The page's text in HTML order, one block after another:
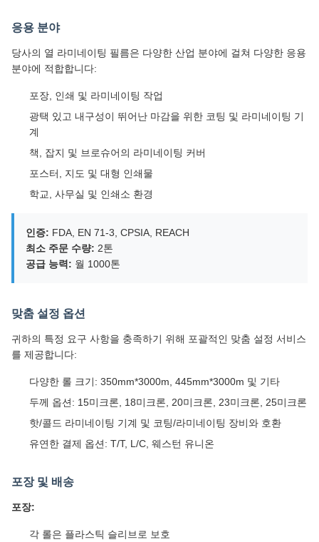
응용 분야
당사의 열 라미네이팅 필름은 다양한 산업 분야에 걸쳐 다양한 응용
분야에 적합합니다:
포장, 인쇄 및 라미네이팅 작업
광택 있고 내구성이 뛰어난 마감을 위한 코팅 및 라미네이팅 기
계
책, 잡지 및 브로슈어의 라미네이팅 커버
포스터, 지도 및 대형 인쇄물
학교, 사무실 및 인쇄소 환경
인증: FDA, EN 71-3, CPSIA, REACH
최소 주문 수량: 2톤
공급 능력: 월 1000톤
맞춤 설정 옵션
귀하의 특정 요구 사항을 충족하기 위해 포괄적인 맞춤 설정 서비스
를 제공합니다:
다양한 롤 크기: 350mm*3000m, 445mm*3000m 및 기타
두께 옵션: 15미크론, 18미크론, 20미크론, 23미크론, 25미크론
핫/콜드 라미네이팅 기계 및 코팅/라미네이팅 장비와 호환
유연한 결제 옵션: T/T, L/C, 웨스턴 유니온
포장 및 배송
포장:
각 롤은 플라스틱 슬리브로 보호